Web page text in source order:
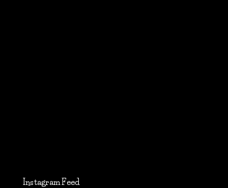
Instagram Feed